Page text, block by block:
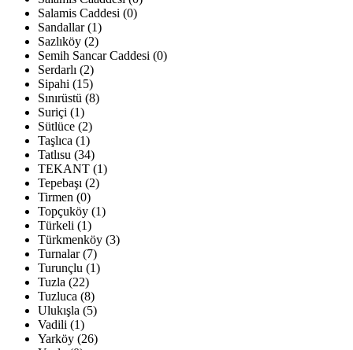
Salamis Caddesi (0)
Sandallar (1)
Sazlıköy (2)
Semih Sancar Caddesi (0)
Serdarlı (2)
Sipahi (15)
Sınırüstü (8)
Suriçi (1)
Sütlüce (2)
Taşlıca (1)
Tatlısu (34)
TEKANT (1)
Tepebaşı (2)
Tirmen (0)
Topçuköy (1)
Türkeli (1)
Türkmenköy (3)
Turnalar (7)
Turunçlu (1)
Tuzla (22)
Tuzluca (8)
Ulukışla (5)
Vadili (1)
Yarköy (26)